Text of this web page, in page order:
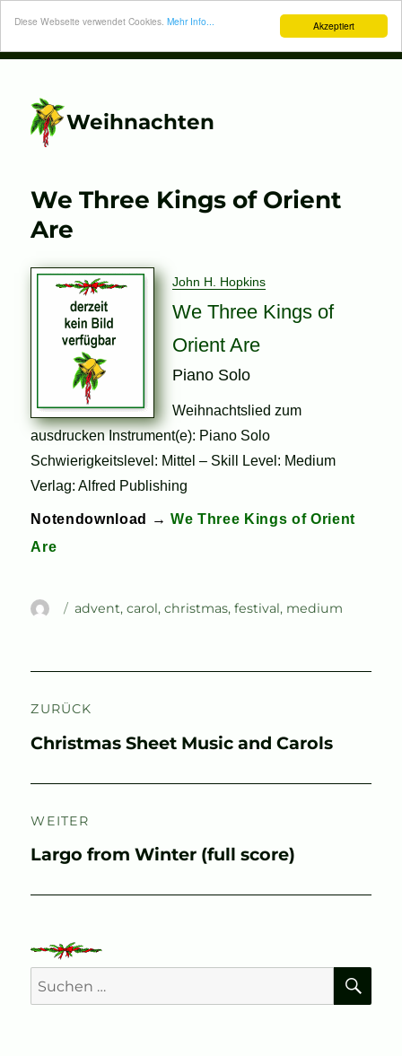
Akzeptiert
Diese Webseite verwendet Cookies. Mehr Info...
Weihnachten
We Three Kings of Orient
Are
John H. Hopkins
We Three Kings of
Orient Are
Piano Solo
Weihnachtslied zum
ausdrucken Instrument(e): Piano Solo
Schwierigkeitslevel: Mittel – Skill Level: Medium
Verlag: Alfred Publishing
Notendownload →We Three Kings of Orient
Are
Autor
Schlagwörter
advent,carol,christmas,festival, medium
ZURÜCK
Vorheriger
Christmas Sheet Music and Carols
WEITER
Nächster
Largo from Winter (full score)
Suchen
nach: